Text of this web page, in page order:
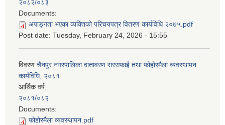
२०८२/०८३
Documents:
अपाङ्गता भएका व्यक्तिको परिचयपत्र वितरण कार्यविधि २०७५.pdf
Post date: Tuesday, February 24, 2026 - 15:55
विवरण चैनपुर नगरपालिका वातावरण सरसफाई तथा फोहोरमैला व्यवस्थापन
कार्यविधि, २०८१
आर्थिक वर्ष:
२०८१/०८२
Documents:
फोहोरमैला व्यवस्थापन.pdf